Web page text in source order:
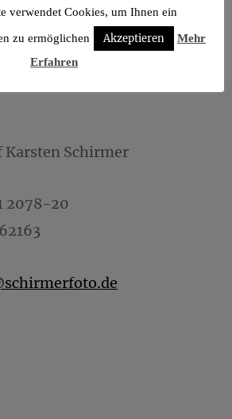
Schirmer
2078-20
verwendet Cookies, um Ihnen ein
zu ermöglichen Akzeptieren
Mehr
Erfahren